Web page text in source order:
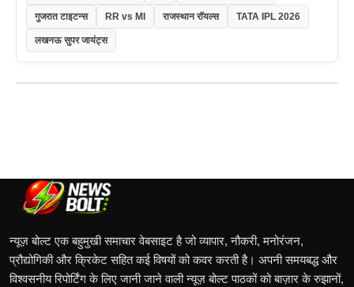
गुजरात टाइटन्स RR vs MI राजस्थान रॉयल्स TATA IPL 2026
लखनऊ सुपर जायंट्स
न्यूज़ बोल्ट एक बहुमुखी समाचार वेबसाइट है जो व्यापार, नौकरी, मनोरंजन,
प्रौद्योगिकी और क्रिकेट सहित कई विषयों को कवर करती है। अपनी समयबद्ध और
विश्वसनीय रिपोर्टिंग के लिए जानी जाने वाली न्यूज़ बोल्ट पाठकों को बाज़ार के रुझानों,